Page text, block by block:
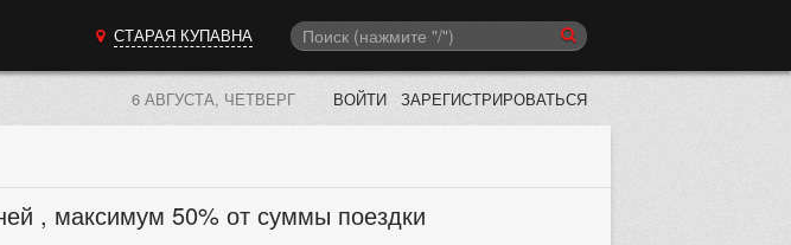
СТАРАЯ КУПАВНА
6 АВГУСТА, ЧЕТВЕРГ ВОЙТИ ЗАРЕГИСТРИРОВАТЬСЯ
, максимум 50% от суммы поездки